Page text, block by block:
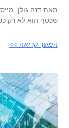
מאת דנה גולן,
שכסף הוא לא רק
המשך קריאה >>